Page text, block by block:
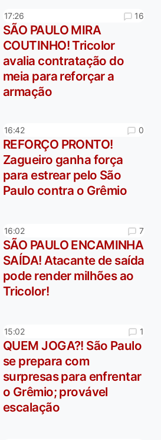
17:26 16
SÃO PAULO MIRA
COUTINHO! Tricolor
avalia contratação do
meia para reforçar a
armação
16:42 0
REFORÇO PRONTO!
Zagueiro ganha força
para estrear pelo São
Paulo contra o Grêmio
16:02 7
SÃO PAULO ENCAMINHA
SAÍDA! Atacante de saída
pode render milhões ao
Tricolor!
15:02 1
QUEM JOGA?! São Paulo
se prepara com
surpresas para enfrentar
o Grêmio; provável
escalação